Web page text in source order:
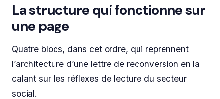
La structure qui fonctionne sur
une page
Quatre blocs, dans cet ordre, qui reprennent
l’architecture d’une lettre de reconversion en la
calant sur les réflexes de lecture du secteur
social.